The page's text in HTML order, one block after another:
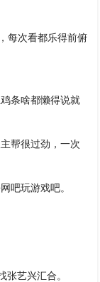
每次看都乐得前俯
条啥都懒得说就
帮很过劲，一次
吧玩游戏吧。
张艺兴汇合。